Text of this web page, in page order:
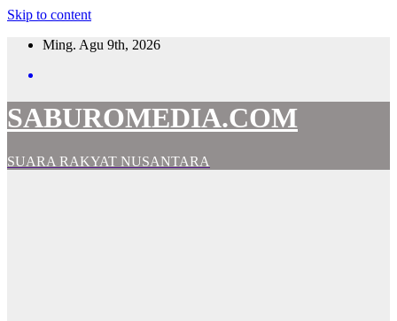
Skip to content
Ming. Agu 9th, 2026
SABUROMEDIA.COM
SUARA RAKYAT NUSANTARA